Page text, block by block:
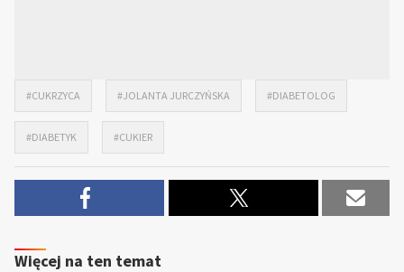
#CUKRZYCA #JOLANTA JURCZYŃSKA #DIABETOLOG
#DIABETYK #CUKIER
Więcej na ten temat